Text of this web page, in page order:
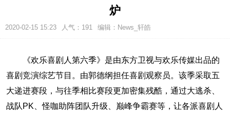
炉
2020-02-15 15:23 人气： 191 编辑：News_轩皓
《欢乐喜剧人第六季》是由东方卫视与欢乐传媒出品的
喜剧竞演综艺节目。由郭德纲担任喜剧观察员。 该季采取五
大递进赛段，与往季相比赛段更加密集残酷，通过大逃杀、
战队PK、怪咖助阵团队升级、巅峰争霸赛等，让各派喜剧人